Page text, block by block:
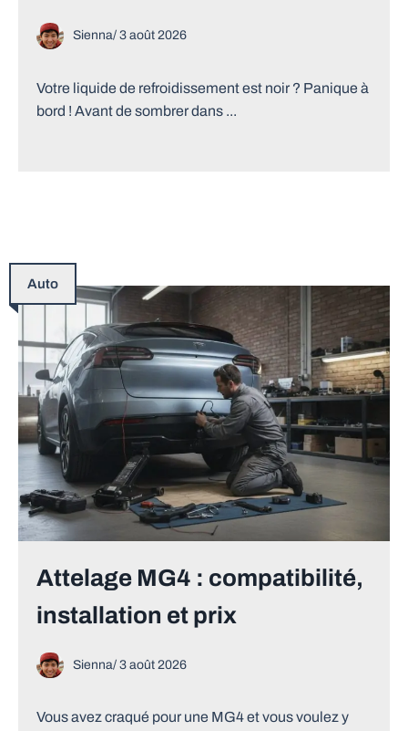
Sienna/ 3 août 2026
Votre liquide de refroidissement est noir ? Panique à
bord ! Avant de sombrer dans ...
Auto
Attelage MG4 : compatibilité,
installation et prix
Sienna/ 3 août 2026
Vous avez craqué pour une MG4 et vous voulez y